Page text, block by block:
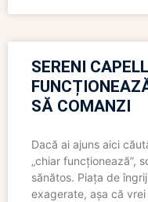
SERENI
SĂ COMANZI
Dacă ai ajuns aici
„chiar funcționează”,
sănătos. Piața de
exagerate, așa că